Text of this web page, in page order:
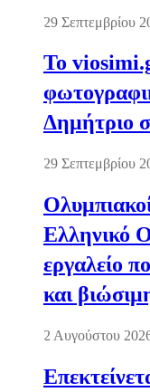
29 Σεπτεμβρίου
Το
Δημήτριο
29 Σεπτεμβρίου
Ελληνικό
εργαλείο
και
2 Αυγούστου